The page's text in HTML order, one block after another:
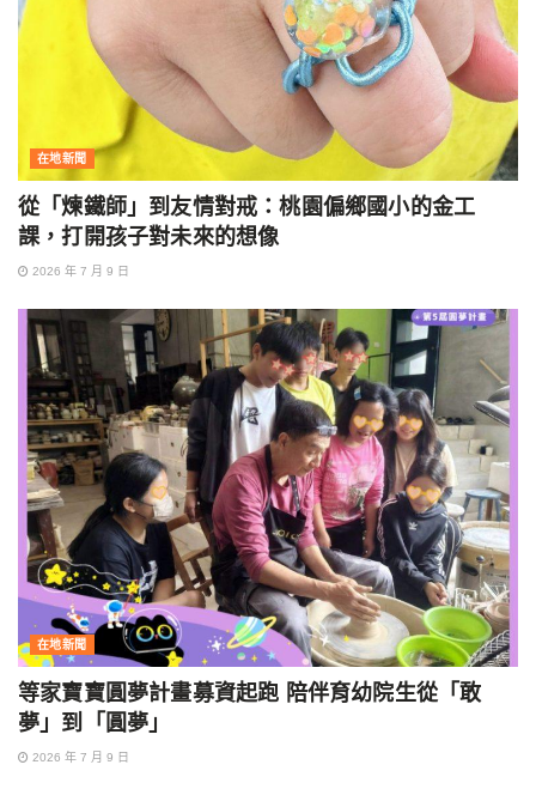
在地新聞
從「煉鐵師」到友情對戒：桃園偏鄉國小的金工
課，打開孩子對未來的想像
2026 年 7 月 9 日
在地新聞
等家寶寶圓夢計畫募資起跑 陪伴育幼院生從「敢
夢」到「圓夢」
2026 年 7 月 9 日